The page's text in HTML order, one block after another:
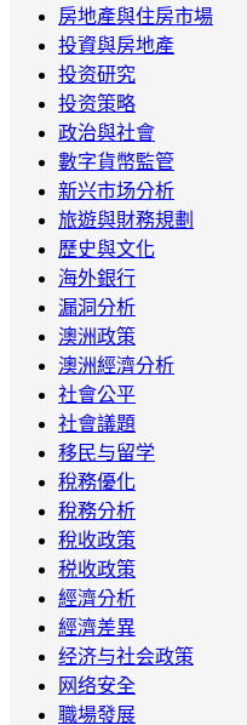
房地產與住房市場
投資與房地產
投资研究
投资策略
政治與社會
數字貨幣監管
新兴市场分析
旅遊與財務規劃
歷史與文化
海外銀行
漏洞分析
澳洲政策
澳洲經濟分析
社會公平
社會議題
移民与留学
稅務優化
稅務分析
稅收政策
税收政策
經濟分析
經濟差異
经济与社会政策
网络安全
職場發展